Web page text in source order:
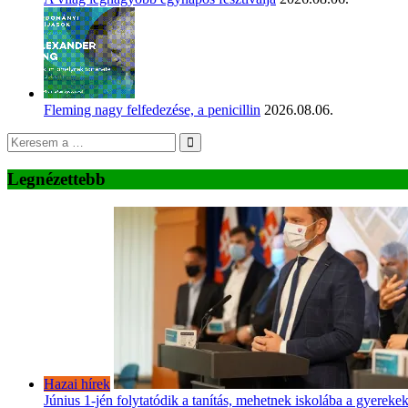
Fleming nagy felfedezése, a penicillin 2026.08.06.
Legnézettebb
Hazai hírek
Június 1-jén folytatódik a tanítás, mehetnek iskolába a gyerekek